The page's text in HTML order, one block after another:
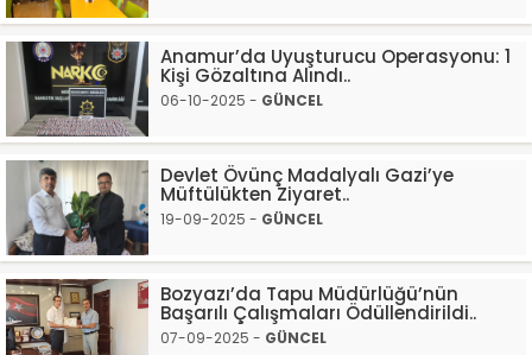
Anamur’da Uyuşturucu Operasyonu: 1
Kişi Gözaltına Alındı..
06-10-2025 - GÜNCEL
Devlet Övünç Madalyalı Gazi’ye
Müftülükten Ziyaret..
19-09-2025 - GÜNCEL
Bozyazı’da Tapu Müdürlüğü’nün
Başarılı Çalışmaları Ödüllendirildi..
07-09-2025 - GÜNCEL